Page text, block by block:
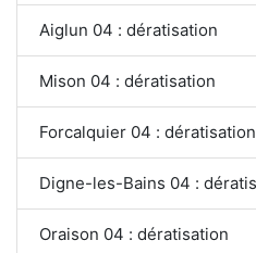
Aiglun 04 : dératisation
Mison 04 : dératisation
Forcalquier 04 : dératisation
Digne-les-Bains 04 :
Oraison 04 : dératisation